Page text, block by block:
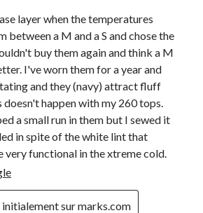
layer when the temperatures
between a M and a S and chose the
buy them again and think a M
I've worn them for a year and
and they (navy) attract fluff
happen with my 260 tops.
a small run in them but I sewed it
in spite of the white lint that
very functional in the xtreme cold.
sur marks.com